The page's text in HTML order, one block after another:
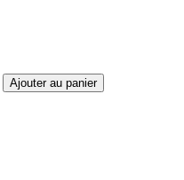
Ajouter au panier